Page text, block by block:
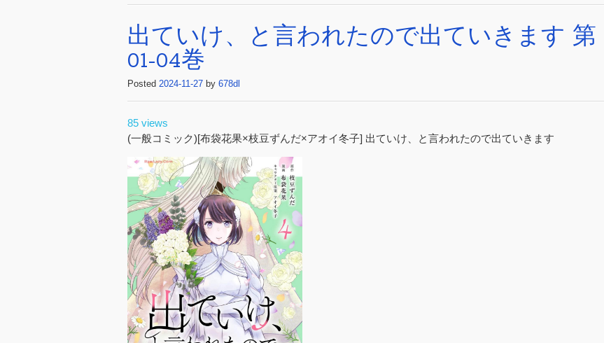
出ていけ、と言われたので出ていきます 第
01-04巻
Posted 2024-11-27 by 678dl
85 views
(一般コミック)[布袋花果×枝豆ずんだ×アオイ冬子] 出ていけ、と言われたので出ていきます